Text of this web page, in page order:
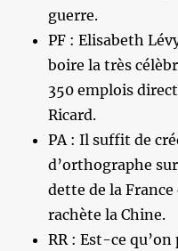
guerre.
PF : Elisabeth
boire la très
350 emplois
Ricard.
PA : Il suffit de
d’orthographe
dette de la
rachète la Chine.
RR : Est-ce